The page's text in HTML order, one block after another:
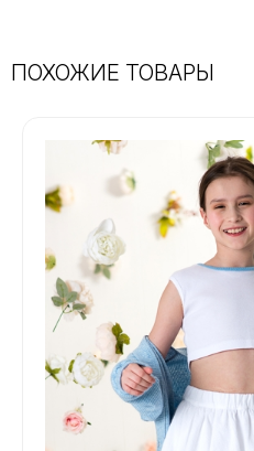
ПОХОЖИЕ ТОВАРЫ